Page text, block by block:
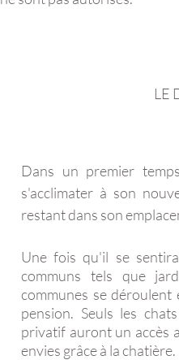
LE
Dans un premier
s'acclimater à son
restant dans son
Une fois qu'il se
communs tels que
communes se déroulent
pension. Seuls les
privatif auront un accès
envies grâce à la chatière.